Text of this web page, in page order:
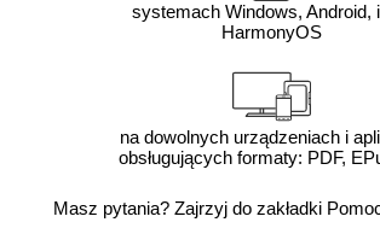
systemach Windows, Android,
HarmonyOS
na dowolnych urządzeniach i
obsługujących formaty: PDF,
Masz pytania? Zajrzyj do zakładki